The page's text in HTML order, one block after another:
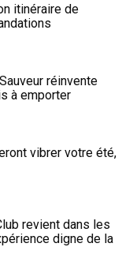
itinéraire de
réinvente
à emporter
vibrer votre été,
revient dans les
digne de la